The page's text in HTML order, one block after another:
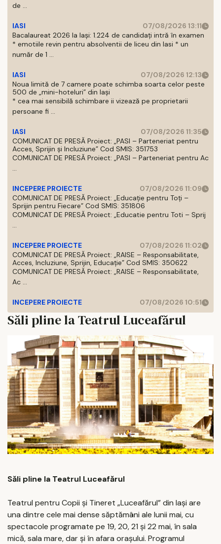
de ...
IASI
07/08/2026 13:11
Bacalaureat 2026 la Iași: 1.224 de candidați intră în examen
* emotiile revin pentru absolventii de liceu din Iasi * un
număr de 1 ...
IASI
07/08/2026 12:13
Noua limită de 7 camere poate schimba soarta celor peste
500 de „mini-hoteluri” din Iași
* cea mai sensibilă schimbare ii vizează pe proprietarii
persoane fi ...
IASI
07/08/2026 11:35
COMUNICAT DE PRESĂ Proiect: „PASI – Parteneriat pentru
Acces, Sprijin și Incluziune” Cod SMIS: 351753
COMUNICAT DE PRESĂ Proiect: „PASI – Parteneriat pentru Ac
...
INCEPERE PROIECTE
07/08/2026 11:09
COMUNICAT DE PRESĂ Proiect: „Educație pentru Toți –
Sprijin pentru Fiecare” Cod SMIS: 351806
COMUNICAT DE PRESĂ Proiect: „Educatie pentru Toti – Sprij
...
INCEPERE PROIECTE
07/08/2026 11:02
COMUNICAT DE PRESĂ Proiect: „RAISE – Responsabilitate,
Acces, Incluziune, Sprijin, Educație” Cod SMIS: 350622
COMUNICAT DE PRESĂ Proiect: „RAISE – Responsabilitate,
Ac ...
INCEPERE PROIECTE 07/08/2026 10:51
Săli pline la Teatrul Luceafărul
Săli pline la Teatrul Luceafărul
Teatrul pentru Copii și Tineret „Luceafărul” din Iași are
una dintre cele mai dense săptămâni ale lunii mai, cu
spectacole programate pe 19, 20, 21 și 22 mai, în sala
mică, sala mare, dar și în afara orașului. Programul